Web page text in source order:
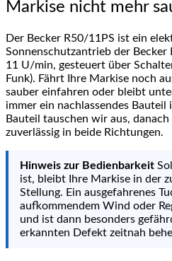
Markise nicht mehr
Der Becker R50/11PS ist ein
Sonnenschutzantrieb der Becker
11 U/min, gesteuert über
Funk). Fährt Ihre Markise noch
sauber einfahren oder bleibt
immer ein nachlassendes
Bauteil tauschen wir aus,
zuverlässig in beide Richtungen.
Hinweis zur Bedienbarkeit
ist, bleibt Ihre Markise in der
Stellung. Ein ausgefahrenes
aufkommendem Wind oder
und ist dann besonders
erkannten Defekt zeitnah